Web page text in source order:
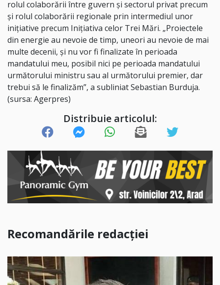
rolul colaborării între guvern şi sectorul privat precum
şi rolul colaborării regionale prin intermediul unor
iniţiative precum Iniţiativa celor Trei Mări. „Proiectele
din energie au nevoie de timp, uneori au nevoie de mai
multe decenii, şi nu vor fi finalizate în perioada
mandatului meu, posibil nici pe perioada mandatului
următorului ministru sau al următorului premier, dar
trebui să le finalizăm”, a subliniat Sebastian Burduja.
(sursa: Agerpres)
Distribuie articolul:
Recomandările redacției